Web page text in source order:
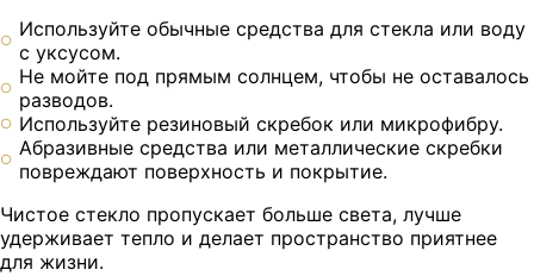
Используйте обычные средства для стекла или воду
с уксусом.
Не мойте под прямым солнцем, чтобы не оставалось
разводов.
Используйте резиновый скребок или микрофибру.
Абразивные средства или металлические скребки
повреждают поверхность и покрытие.
Чистое стекло пропускает больше света, лучше
удерживает тепло и делает пространство приятнее
для жизни.